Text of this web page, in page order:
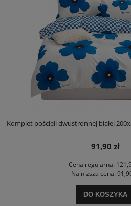
Komplet pościeli dwustronnej białej
91,90 zł
Cena regularna:
Najniższa cena:
DO KOSZYKA